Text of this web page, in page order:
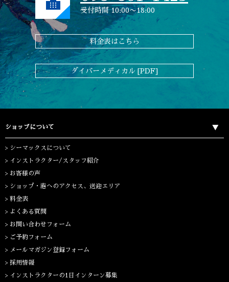
受付時間 10:00〜18:00
料金表はこちら
ダイバーメディカル [PDF]
ショップについて
シーマックスについて
インストラクター/スタッフ紹介
お客様の声
ショップ・港へのアクセス、送迎エリア
料金表
よくある質問
お問い合わせフォーム
ご予約フォーム
メールマガジン登録フォーム
採用情報
インストラクターの1日インターン募集